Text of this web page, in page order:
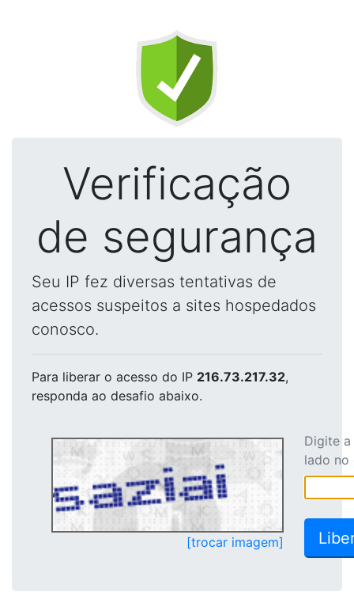
Verificação
de segurança
Seu IP fez diversas tentativas de
acessos suspeitos a sites hospedados
conosco.
Para liberar o acesso do IP 216.73.217.32,
responda ao desafio abaixo.
[trocar imagem]
Digite
lado no